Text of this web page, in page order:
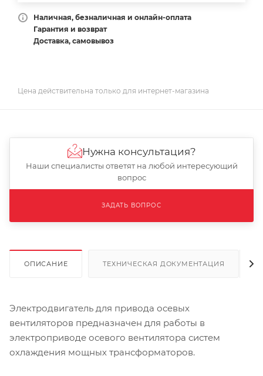
Наличная, безналичная и онлайн-оплата
Гарантия и возврат
Доставка, самовывоз
Цена действительна только для интернет-магазина
ОПИСАНИЕ ТЕХНИЧЕСКАЯ ДОКУМЕНТАЦИЯ
Электродвигатель для привода осевых
вентиляторов предназначен для работы в
электроприводе осевого вентилятора систем
охлаждения мощных трансформаторов.
Нужна консультация?
Наши специалисты ответят на любой интересующий
вопрос
ЗАДАТЬ ВОПРОС